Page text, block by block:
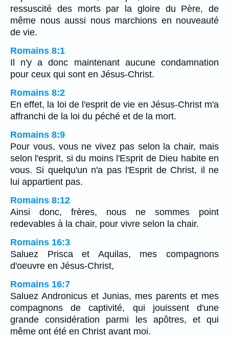
ressuscité des morts par la gloire du Père, de
même nous aussi nous marchions en nouveauté
de vie.
Romains 8:1
Il n'y a donc maintenant aucune condamnation
pour ceux qui sont en Jésus-Christ.
Romains 8:2
En effet, la loi de l'esprit de vie en Jésus-Christ m'a
affranchi de la loi du péché et de la mort.
Romains 8:9
Pour vous, vous ne vivez pas selon la chair, mais
selon l'esprit, si du moins l'Esprit de Dieu habite en
vous. Si quelqu'un n'a pas l'Esprit de Christ, il ne
lui appartient pas.
Romains 8:12
Ainsi donc, frères, nous ne sommes point
redevables à la chair, pour vivre selon la chair.
Romains 16:3
Saluez Prisca et Aquilas, mes compagnons
d'oeuvre en Jésus-Christ,
Romains 16:7
Saluez Andronicus et Junias, mes parents et mes
compagnons de captivité, qui jouissent d'une
grande considération parmi les apôtres, et qui
même ont été en Christ avant moi.